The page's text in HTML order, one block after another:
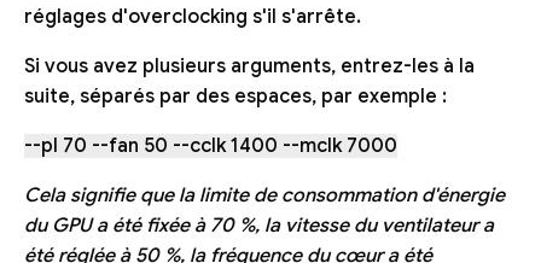
réglages d'overclocking s'il s'arrête.
Si vous avez plusieurs arguments, entrez-les à la
suite, séparés par des espaces, par exemple :
--pl 70 --fan 50 --cclk 1400 --mclk 7000
Cela signifie que la limite de consommation d'énergie
du GPU a été fixée à 70 %, la vitesse du ventilateur a
été réglée à 50 %, la fréquence du cœur a été